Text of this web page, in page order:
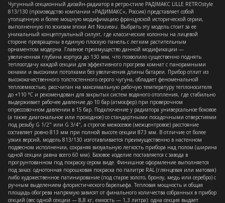
Чугунный секционный дизайн-радиатор в ретро-стиле РАДIМАКС LILLE RETROstyle
813/130 (производство компании «РАДИМАКС», Россия) представляет собой
утолщенную и более мощную модификацию французской исторической серии,
выполненную по эскизам эпохи Art Nouveau. Выбрать эту модель стоит за ее
уникальный концептуальный силуэт, где классические колонны на лицевой
стороне превращены в единую плоскую панель с легким растительным
орнаментом модерна. Главное преимущество данной модификации —
увеличенная глубина корпуса до 130 мм, что позволило существенно поднять
теплоотдачу каждой секции для эффективного прогрева комнат с панорамными
окнами и высокими потолками без увеличения длины батареи. Прибор отлит из
высококачественного толстостенного серого чугуна, обладает феноменальной
теплоемкостью, рассчитан на максимальную рабочую температуру теплоносителя
до +110 °C и рекомендован для закрытых систем водяного отопления, где стабильно
выдерживает рабочее давление до 10 бар (атмосфер) при проверочном
опрессовочном давлении в 15 бар. Подключение у радиатора универсальное боковое
(а также диагональное или проходное) со стандартными посадочными отверстиями
под резьбу G 1/2" или G 3/4", а строгое межосевое (межцентровое) расстояние
составляет ровно 813 мм при полной высоте секции 873 мм. В отличие от более
узких версий, модель 813/130 изготавливается преимущественно в настенном
подвесном исполнении, сохраняя визуальную легкость прибора над полом (ширина
одной секции равна всего 60 мм). Базовое изделие поставляется с завода в
прогрунтованном под покраску сером виде. Финишное оформление выполняется
под заказ: однотонная порошковая покраска по палитре RAL (глянцевая или матовая)
либо художественное патинирование (под старое золото, бронзу, медь или серебро) с
ручным выделением флористического барельефа. Тепловая мощность и общая
площадь обогрева напрямую зависят от финального количества собранных в прибор
секций (вес одной секции — 8,8 кг, емкость — 1,3 литра): одна секция выдает